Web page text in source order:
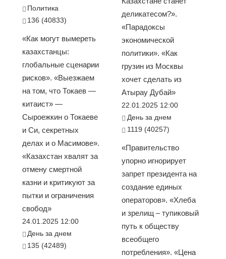
Политика
136 (40833)
«Как могут вымереть
казахстанцы:
глобальные сценарии
рисков». «Выезжаем
на том, что Токаев —
китаист» —
Сыроежкин о Токаеве
и Си, секретных
делах и о Масимове».
«Казахстан хвалят за
отмену смертной
казни и критикуют за
пытки и ограничения
свобод»
24.01.2025 12:00
День за днем
135 (42489)
деликатесом?».
«Парадоксы
экономической
политики». «Как
грузин из Москвы
хочет сделать из
Атырау Дубай»
22.01.2025 12:00
День за днем
1119 (40257)
«Правительство
упорно игнорирует
запрет президента на
создание единых
операторов». «Хлеба
и зрелищ – тупиковый
путь к обществу
всеобщего
потребления». «Цена